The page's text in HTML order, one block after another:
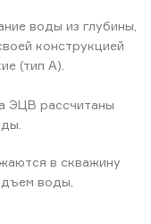
воды из глубины,
конструкцией
(тип А).
ЭЦВ рассчитаны
в скважину
воды,